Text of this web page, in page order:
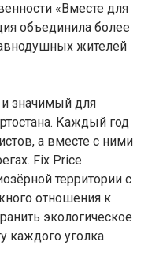
«Вместе для
объединила более
жителей
значимый для
Каждый год
а вместе с ними
Fix Price
территории с
отношения к
экологическое
каждого уголка